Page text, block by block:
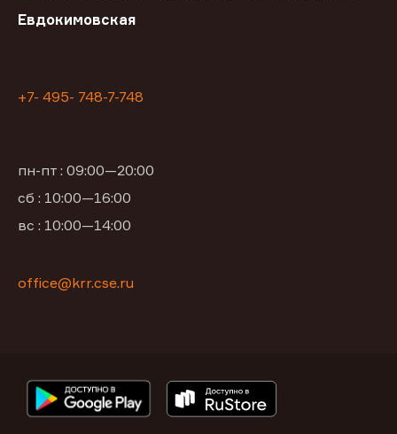
Евдокимовская
+7- 495- 748-7-748
пн-пт : 09:00—20:00
сб : 10:00—16:00
вс : 10:00—14:00
office@krr.cse.ru